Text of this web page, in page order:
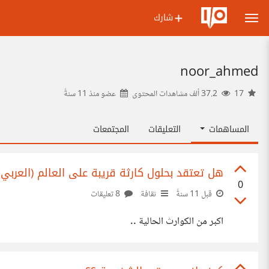
شارك
noor_ahmed
عضو منذ 11 سنةً
المساهمات التعليقات المجتمعات
0
هل تعتقد بحلول كارثة قريبة على العالم
قبل 11 سنةً ثقافة
اكبر من الكوارث الحالية ..